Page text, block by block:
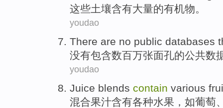
这些土壤含有大量的有机物。
youdao
There are no public databases
没有包含数百万张面孔的公共数
youdao
Juice blends contain various
混合果汁含有各种水果 ， 如葡萄